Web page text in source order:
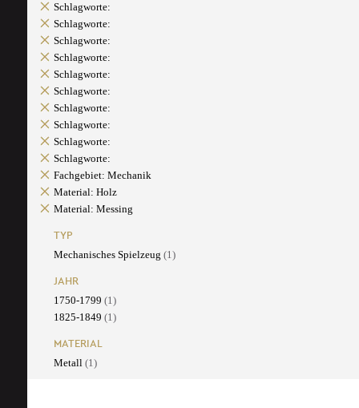
Schlagworte:
Schlagworte:
Schlagworte:
Schlagworte:
Schlagworte:
Schlagworte:
Schlagworte:
Schlagworte:
Schlagworte:
Schlagworte:
Fachgebiet: Mechanik
Material: Holz
Material: Messing
TYP
Mechanisches Spielzeug (1)
JAHR
1750-1799 (1)
1825-1849 (1)
MATERIAL
Metall (1)